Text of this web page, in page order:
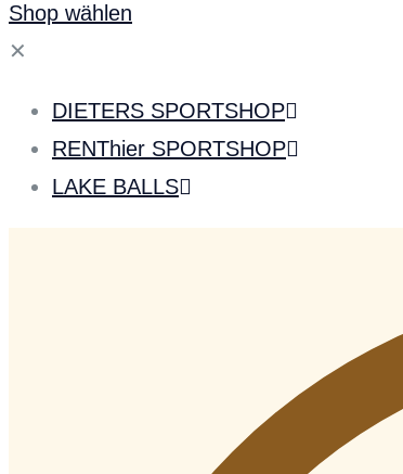
Shop wählen
✕
DIETERS SPORTSHOP
RENThier SPORTSHOP
LAKE BALLS